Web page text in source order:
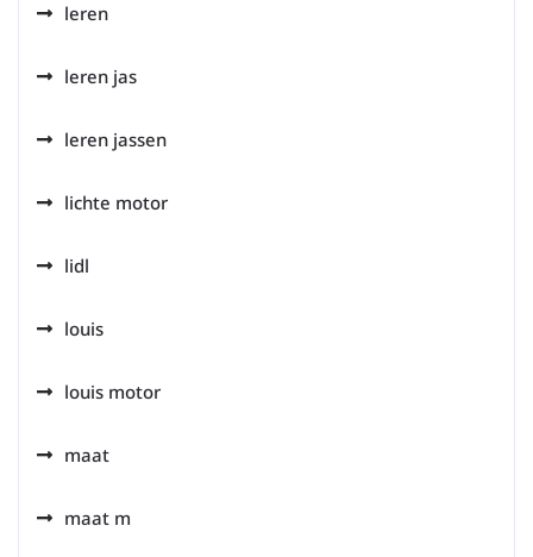
leren
leren jas
leren jassen
lichte motor
lidl
louis
louis motor
maat
maat m